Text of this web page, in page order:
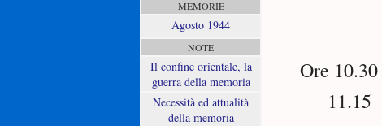
MEMORIE
Agosto 1944
NOTE
Il confine orientale, la
guerra della memoria
Necessità ed attualità
della memoria
Ore 10.30
11.15